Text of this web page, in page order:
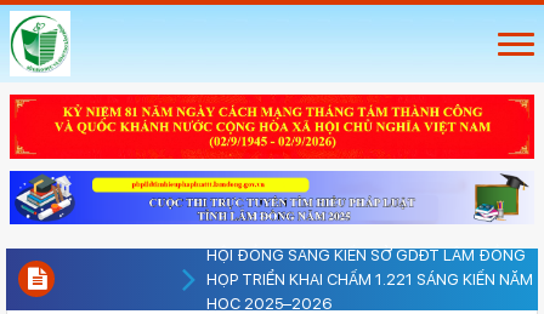
HỘI ĐỒNG SÁNG KIẾN SỞ GDĐT LÂM ĐỒNG
HỌP TRIỂN KHAI CHẤM 1.221 SÁNG KIẾN NĂM
HỌC 2025–2026